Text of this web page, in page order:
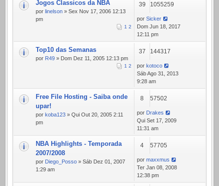
Jogos Classicos da NBA
por linelson » Sex Nov 17, 2006 12:13
pm
1 2
39 1055259
por Sicker
Dom Jun 18, 2017
12:11 pm
Top10 das Semanas
por R49 » Dom Dez 11, 2005 12:13 pm
1 2
37 144317
por kotoco
Sáb Ago 31, 2013
9:28 am
Free File Hosting - Saiba onde
upar!
por koba123 » Qui Out 20, 2005 2:11
pm
8 57502
por Drakes
Qui Set 17, 2009
11:31 am
NBA Highlights - Temporada
2007/2008
por Diego_Posso » Sáb Dez 01, 2007
1:29 am
4 57705
por maxxmus
Ter Jan 08, 2008
12:38 pm